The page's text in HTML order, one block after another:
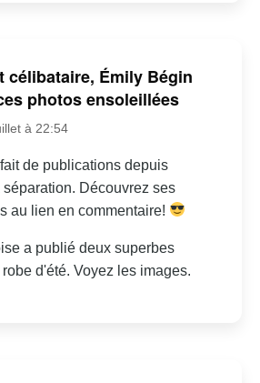
célibataire, Émily Bégin
photos ensoleillées
à 22:54
de publications depuis
séparation. Découvrez ses
au lien en commentaire!
a publié deux superbes
d'été. Voyez les images.